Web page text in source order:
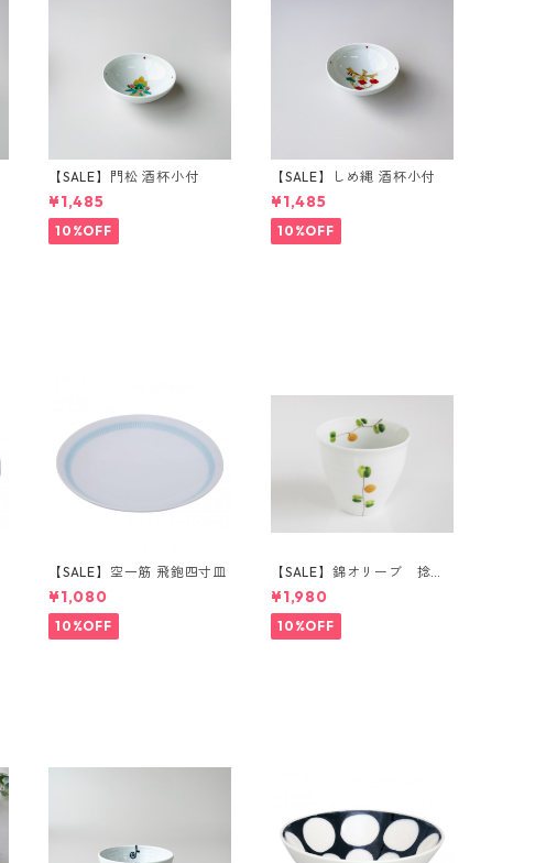
【SALE】門松 酒杯小付
¥1,485
10%OFF
【SALE】しめ縄 酒杯小付
¥1,485
10%OFF
【SALE】空一筋 飛鉋四寸皿
¥1,080
10%OFF
【SALE】錦オリーブ 捻り
湯呑（橙）
¥1,980
10%OFF